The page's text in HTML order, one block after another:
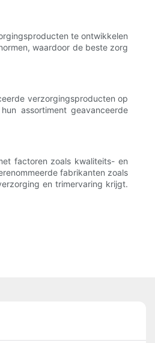
te ontwikkelen
waardoor de beste zorg
verzorgingsproducten op
assortiment geavanceerde
factoren zoals kwaliteits- en
fabrikanten zoals
en trimervaring krijgt.